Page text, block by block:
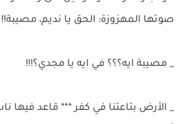
صوتها المهزوزة: الحق يا نديم، مصيبة!!
_ مصيبة ايه؟؟؟ في ايه يا مجدي؟!!!
_ الأرض بتاعتنا في كفر *** قاعد فيها